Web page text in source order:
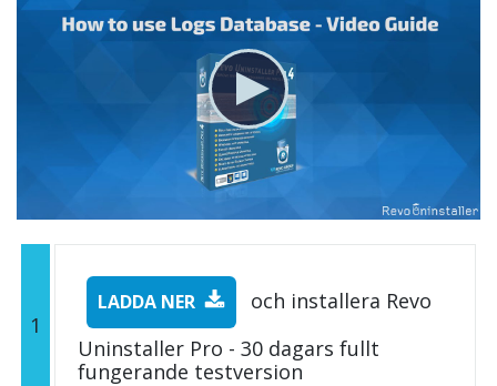
1
LADDA NER
och installera Revo
Uninstaller Pro - 30 dagars fullt
fungerande testversion